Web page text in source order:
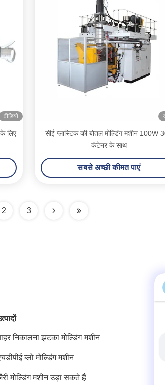
वीडियो
के लिए
सीई प्लास्टिक की बोतल मोल्डिंग मशीन 100W
कंटेनर के साथ
सबसे अच्छी कीमत पाएं
2 3
निकालना झटका मोल्डिंग मशीन
ब्लो मोल्डिंग मशीन
मोल्डिंग मशीन उड़ा सकते हैं